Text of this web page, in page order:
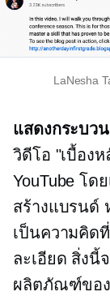
LaNesha
แสดงกระบว
วิดีโอ "เบื้อง
YouTube โด
สร้างแบรนด์
เป็นความคิด
ละเอียด สิ่ง
ผลิตภัณฑ์ขอ